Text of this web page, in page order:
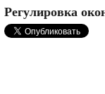
Регулировка